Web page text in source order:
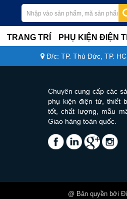
TRANG TRÍ PHỤ KIỆN ĐIỆN
Đ/c: TP. Thủ Đức, TP.
Chuyên cung cấp các
phụ kiện điện tử, thiết
tốt, chất lượng, mẫu
Giao hàng toàn quốc.
@ Bản quyền bởi